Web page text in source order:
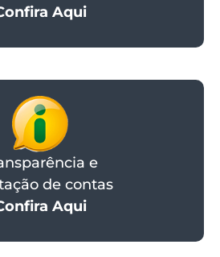
Aqui
e
de contas
Aqui